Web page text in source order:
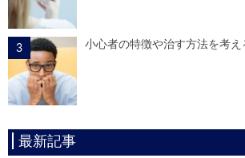
小心者の特徴や治す方法を考え
最新記事